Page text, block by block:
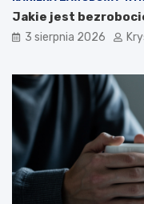
Jakie jest
3 sierpnia 2026